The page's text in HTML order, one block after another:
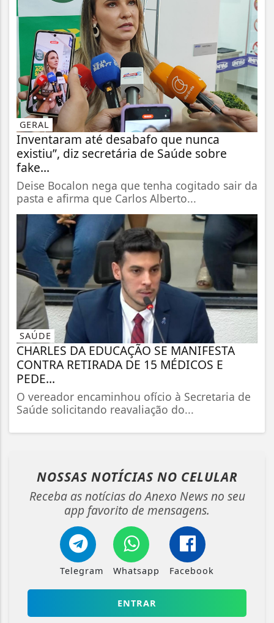
GERAL
Inventaram até desabafo que nunca
existiu”, diz secretária de Saúde sobre
fake...
Deise Bocalon nega que tenha cogitado sair da
pasta e afirma que Carlos Alberto...
SAÚDE
CHARLES DA EDUCAÇÃO SE MANIFESTA
CONTRA RETIRADA DE 15 MÉDICOS E
PEDE...
O vereador encaminhou ofício à Secretaria de
Saúde solicitando reavaliação do...
NOSSAS NOTÍCIAS NO CELULAR
Receba as notícias do Anexo News no seu
app favorito de mensagens.
Telegram Whatsapp Facebook
ENTRAR